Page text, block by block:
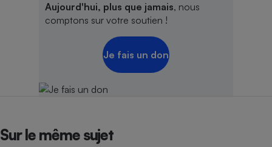
Aujourd'hui, plus que jamais, nous
comptons sur votre soutien !
Je fais un don
Sur le même sujet